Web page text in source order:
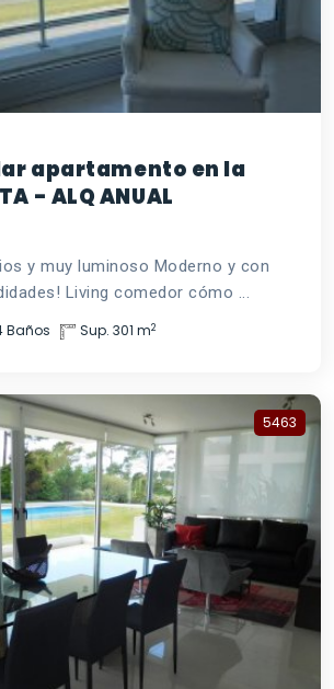
apartamento en la
- ALQ ANUAL
y muy luminoso Moderno y con
Living comedor cómo ...
Baños Sup. 301 m2
5463